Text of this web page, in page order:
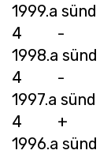
1999.a
4 -
1998.a
4 -
1997.a
4 +
1996.a